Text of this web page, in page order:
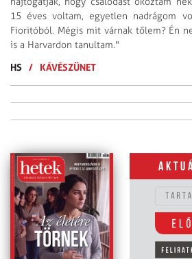
15 éves voltam, egyetlen nadrágom
Fioritóból. Mégis mit várnak tőlem? Én
is a Harvardon tanultam."
HS / KÁVÉSZÜNET